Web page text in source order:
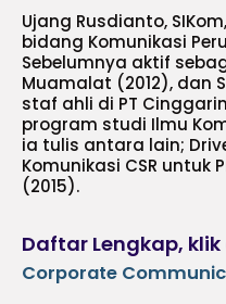
Ujang Rusdianto,
bidang Komunikasi
Sebelumnya aktif
Muamalat (2012), dan
staf ahli di PT
program studi Ilmu
ia tulis antara lain;
Komunikasi CSR untuk
(2015).
Daftar Lengkap,
Corporate